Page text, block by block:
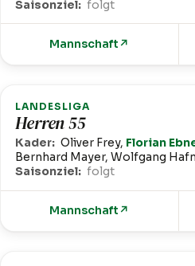
Saisonziel: folgt
Mannschaft ↗
LANDESLIGA
Herren 55
Kader: Oliver Frey, Florian
Bernhard Mayer, Wolfgang
Saisonziel: folgt
Mannschaft ↗